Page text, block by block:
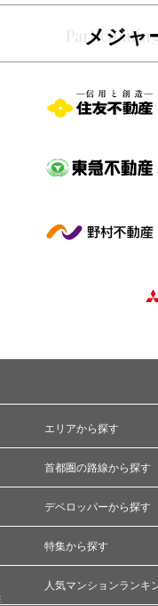
メジャ
エリアから探す
首都圏の路線から探す
デベロッパーから探す
特集から探す
人気マンションランキ